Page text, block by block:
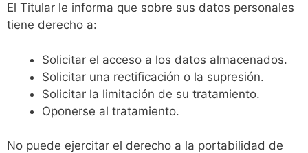
El Titular le informa que sobre sus datos personales
tiene derecho a:
Solicitar el acceso a los datos almacenados.
Solicitar una rectificación o la supresión.
Solicitar la limitación de su tratamiento.
Oponerse al tratamiento.
No puede ejercitar el derecho a la portabilidad de